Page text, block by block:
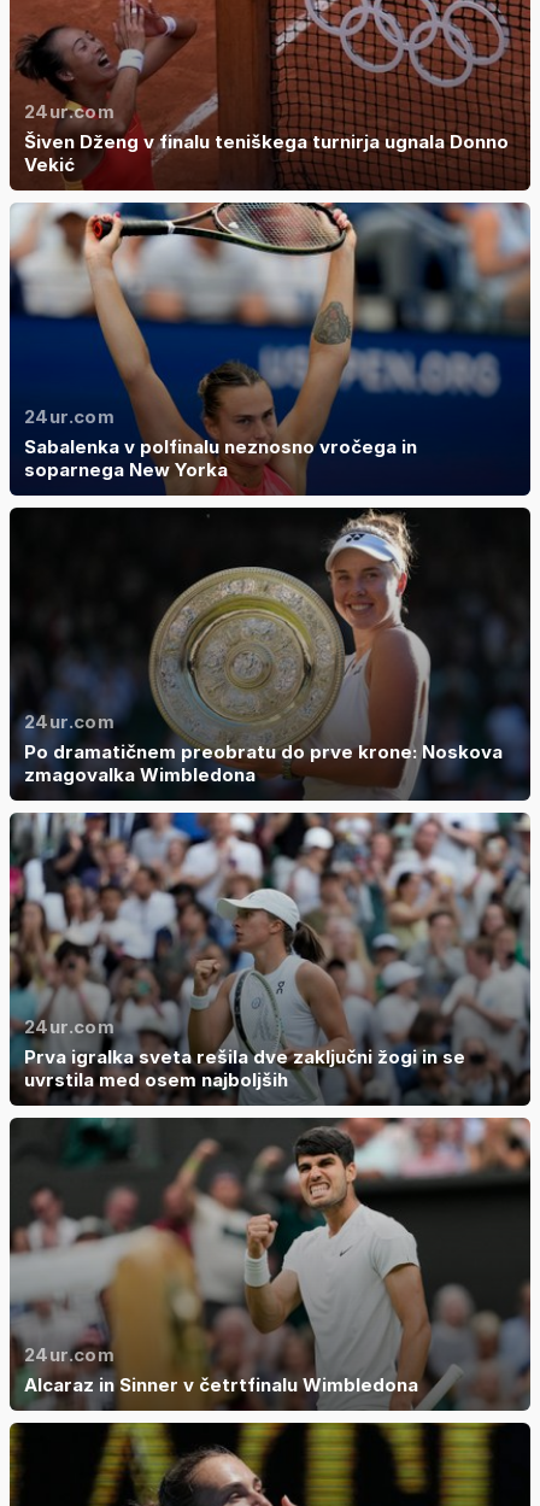
24ur.com
Šiven Dženg v finalu teniškega turnirja ugnala Donno
Vekić
24ur.com
Sabalenka v polfinalu neznosno vročega in
soparnega New Yorka
24ur.com
Po dramatičnem preobratu do prve krone: Noskova
zmagovalka Wimbledona
24ur.com
Prva igralka sveta rešila dve zaključni žogi in se
uvrstila med osem najboljših
24ur.com
Alcaraz in Sinner v četrtfinalu Wimbledona